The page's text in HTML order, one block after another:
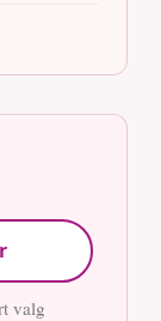
valg